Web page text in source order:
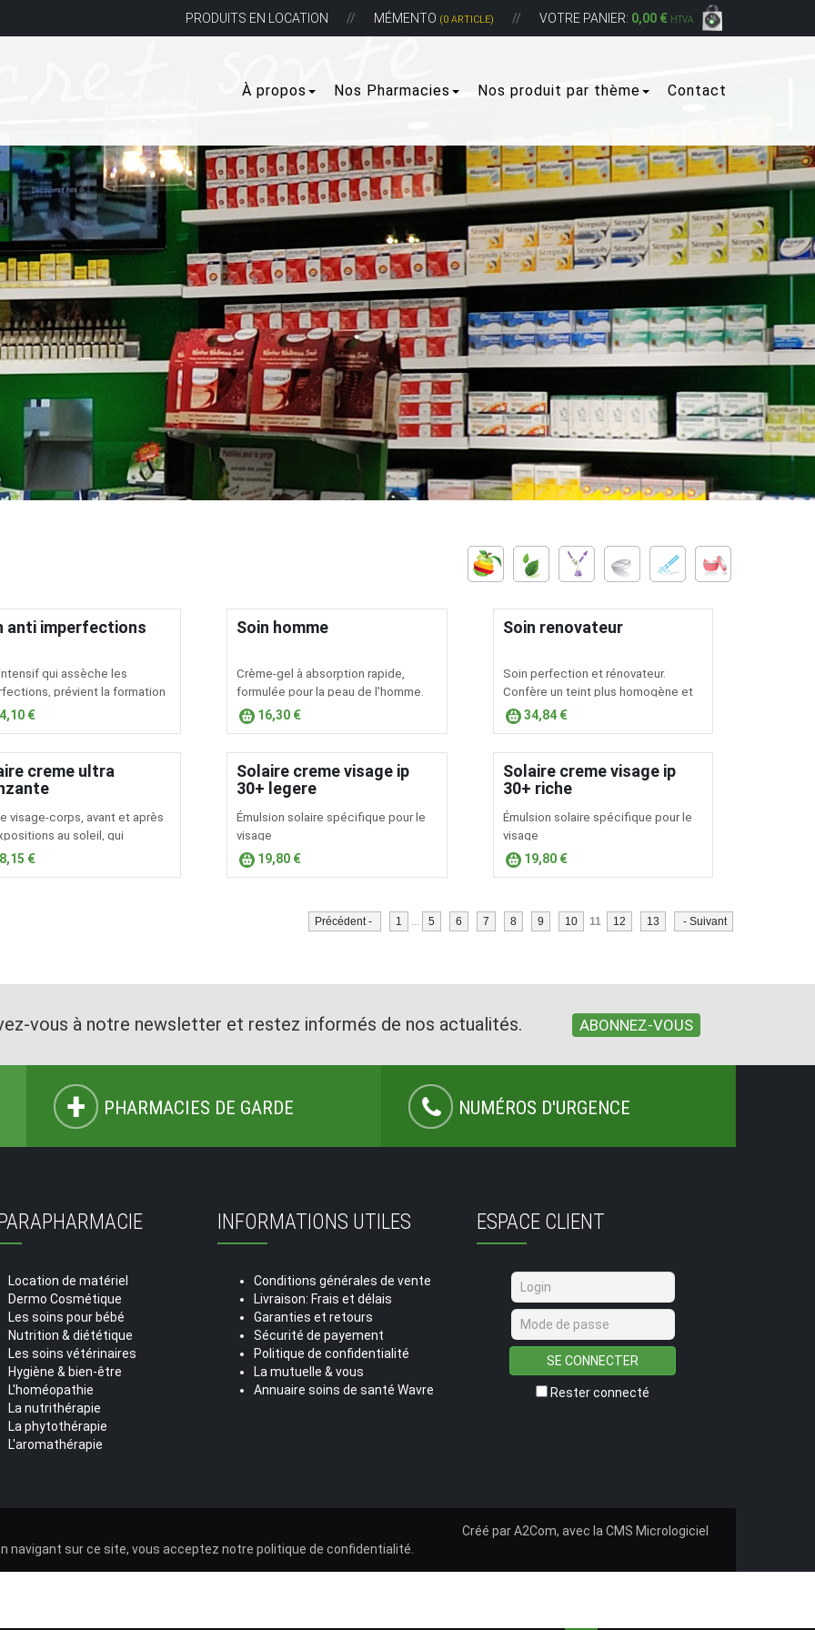
PRODUITS EN LOCATION MÉMENTO (0 ARTICLE) VOTRE PANIER: 0,00 € HTVA
À propos Nos Pharmacies Nos produit par thème Contact
anti imperfections
qui assèche les
prévient la formation
résiduelles, calme et
€
Soin homme
Crème-gel à absorption rapide,
formulée pour la peau de l'homme.
16,30 €
Soin renovateur
Soin perfection et rénovateur.
Confère un teint plus homogène et
lumineux et rend le grain de la peau
plus fin.
34,84 €
creme ultra
visage-corps, avant et après
au soleil, qui
et améliore le bronzage.
€
Solaire creme visage ip
30+ legere
​Émulsion solaire spécifique pour le
visage
19,80 €
Solaire creme visage ip
30+ riche
​Émulsion solaire spécifique pour le
visage
19,80 €
Précédent - 1 ... 5 6 7 8 9 10 11 12 13 - Suivant
vous à notre newsletter et restez informés de nos actualités. ABONNEZ-VOUS
PHARMACIES DE GARDE NUMÉROS D'URGENCE
Location de matériel
Dermo Cosmétique
Les soins pour bébé
Nutrition & diététique
Les soins vétérinaires
Hygiène & bien-être
L'homéopathie
La nutrithérapie
La phytothérapie
L'aromathérapie
INFORMATIONS UTILES
Conditions générales de vente
Livraison: Frais et délais
Garanties et retours
Sécurité de payement
Politique de confidentialité
La mutuelle & vous
Annuaire soins de santé Wavre
ESPACE CLIENT
SE CONNECTER
Rester connecté
Créé parA2Com, avec la CMS Micrologiciel
navigant sur ce site, vous acceptez notre politique de confidentialité